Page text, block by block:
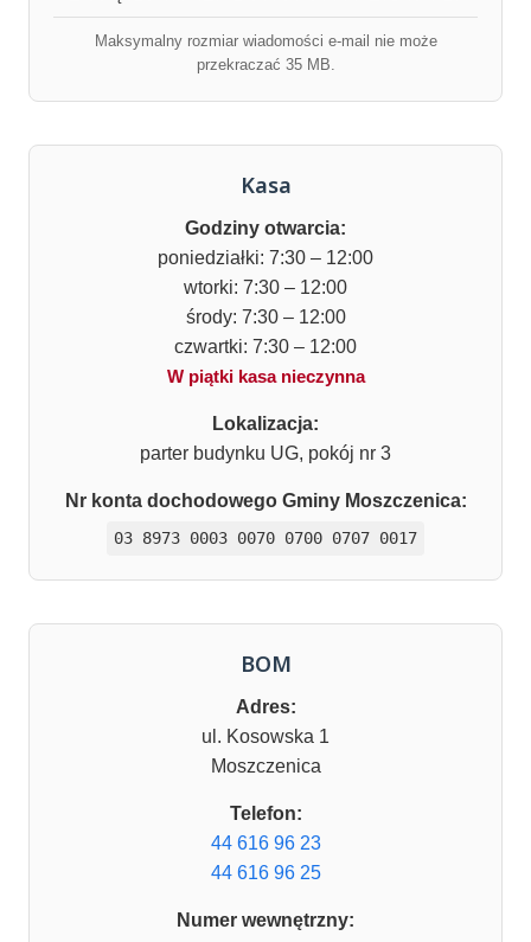
Maksymalny rozmiar wiadomości e-mail nie może
przekraczać 35 MB.
Kasa
Godziny otwarcia:
poniedziałki: 7:30 – 12:00
wtorki: 7:30 – 12:00
środy: 7:30 – 12:00
czwartki: 7:30 – 12:00
W piątki kasa nieczynna
Lokalizacja:
parter budynku UG, pokój nr 3
Nr konta dochodowego Gminy Moszczenica:
03 8973 0003 0070 0700 0707 0017
BOM
Adres:
ul. Kosowska 1
Moszczenica
Telefon:
44 616 96 23
44 616 96 25
Numer wewnętrzny: